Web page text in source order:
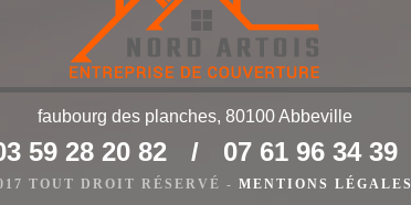
Somme 80310
plus le confort qu’elle a proposé auparavant ? Alors,
s’aggravent, l’intervention pourra aussi être plus
faubourg des planches, 80100 Abbeville
59 28 20 82 / 07 61 96 34 39
TOUT DROIT RÉSERVÉ - MENTIONS LÉGALES